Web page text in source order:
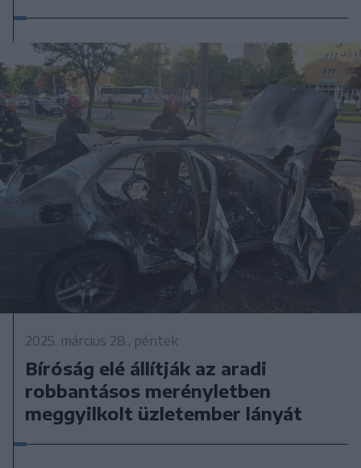
2025. március 28., péntek
Bíróság elé állítják az aradi
robbantásos merényletben
meggyilkolt üzletember lányát